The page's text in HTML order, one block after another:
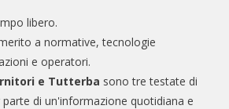
libero.
a normative, tecnologie
e operatori.
e Tutterba sono tre testate di
di un'informazione quotidiana e